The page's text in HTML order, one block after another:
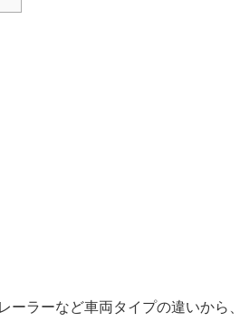
ラーなど車両タイプの違いから、